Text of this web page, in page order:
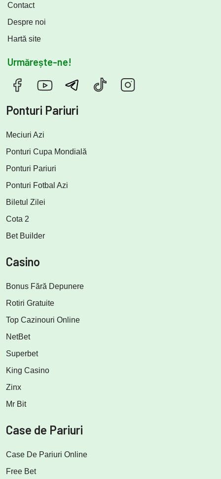
Contact
Despre noi
Hartă site
Urmărește-ne!
Ponturi Pariuri
Meciuri Azi
Ponturi Cupa Mondială
Ponturi Pariuri
Ponturi Fotbal Azi
Biletul Zilei
Cota 2
Bet Builder
Casino
Bonus Fără Depunere
Rotiri Gratuite
Top Cazinouri Online
NetBet
Superbet
King Casino
Zinx
Mr Bit
Case de Pariuri
Case De Pariuri Online
Free Bet